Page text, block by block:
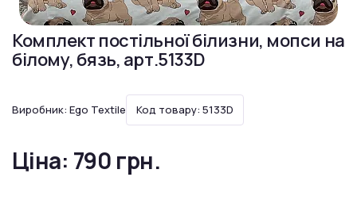
Комплект постільної білизни, мопси на
білому, бязь, арт.5133D
Виробник: Ego Textile Код товару: 5133D
Ціна: 790 грн.